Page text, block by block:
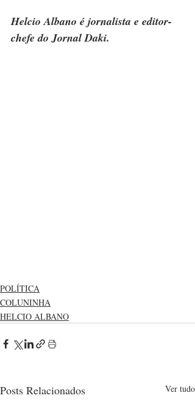
Helcio Albano é jornalista e editor-
chefe do Jornal Daki.
POLÍTICA
COLUNINHA
HELCIO ALBANO
Posts Relacionados Ver tudo